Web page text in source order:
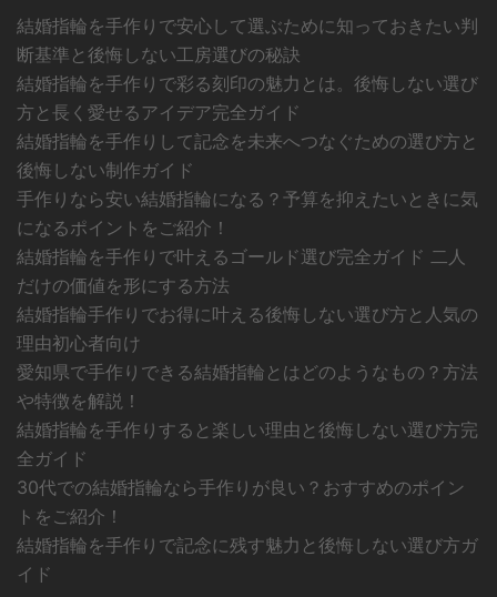
結婚指輪を手作りで安心して選ぶために知っておきたい判
断基準と後悔しない工房選びの秘訣
結婚指輪を手作りで彩る刻印の魅力とは。後悔しない選び
方と長く愛せるアイデア完全ガイド
結婚指輪を手作りして記念を未来へつなぐための選び方と
後悔しない制作ガイド
手作りなら安い結婚指輪になる？予算を抑えたいときに気
になるポイントをご紹介！
結婚指輪を手作りで叶えるゴールド選び完全ガイド 二人
だけの価値を形にする方法
結婚指輪手作りでお得に叶える後悔しない選び方と人気の
理由初心者向け
愛知県で手作りできる結婚指輪とはどのようなもの？方法
や特徴を解説！
結婚指輪を手作りすると楽しい理由と後悔しない選び方完
全ガイド
30代での結婚指輪なら手作りが良い？おすすめのポイン
トをご紹介！
結婚指輪を手作りで記念に残す魅力と後悔しない選び方ガ
イド